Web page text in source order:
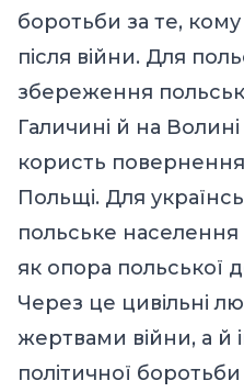
боротьби за те,
після війни. Для
збереження
Галичині й на
користь
Польщі. Для
польське
як опора польської
Через це цивільні
жертвами війни, а й
політичної